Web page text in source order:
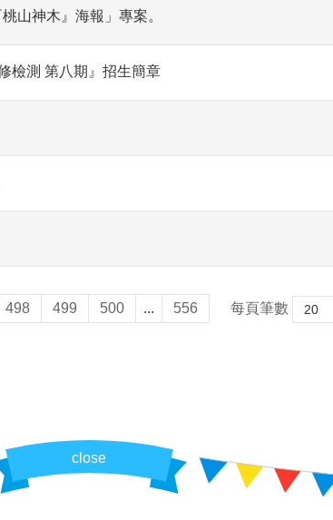
山神木』海報」專案。
檢測 第八期』招生簡章
498 499 500 ... 556 每頁筆數
close